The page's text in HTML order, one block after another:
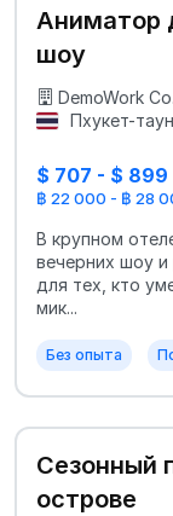
Аниматор
шоу
DemoWork
Пхукет-
$ 707 - $
฿ 22 000 - ฿ 28
В крупном
вечерних шоу
для тех, кто
мик...
Без опыта
Сезонный
острове